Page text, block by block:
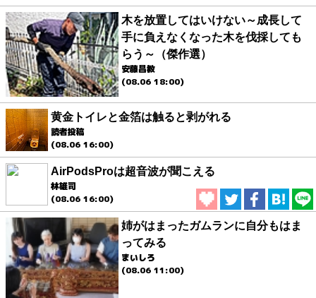
木を放置してはいけない～成長して
手に負えなくなった木を伐採しても
らう～（傑作選）
安藤昌教
(08.06 18:00)
黄金トイレと金箔は触ると剥がれる
読者投稿
(08.06 16:00)
AirPodsProは超音波が聞こえる
林雄司
(08.06 16:00)
姉がはまったガムランに自分もはま
ってみる
まいしろ
(08.06 11:00)